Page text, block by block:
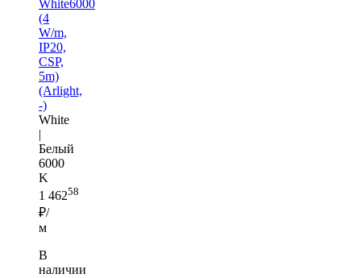
White6000
(4
W/m,
IP20,
CSP,
5m)
(Arlight,
-)
White
|
Белый
6000
K
1 46258
₽/
м
В
наличии